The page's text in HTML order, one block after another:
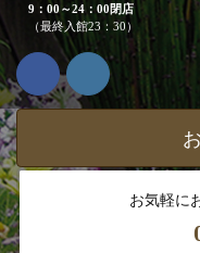
9：00～24：00閉店
（最終入館23：30）
お気軽に